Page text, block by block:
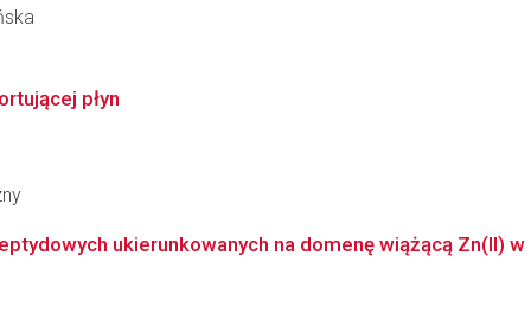
płyn
ukierunkowanych na domenę wiążącą Zn(II)